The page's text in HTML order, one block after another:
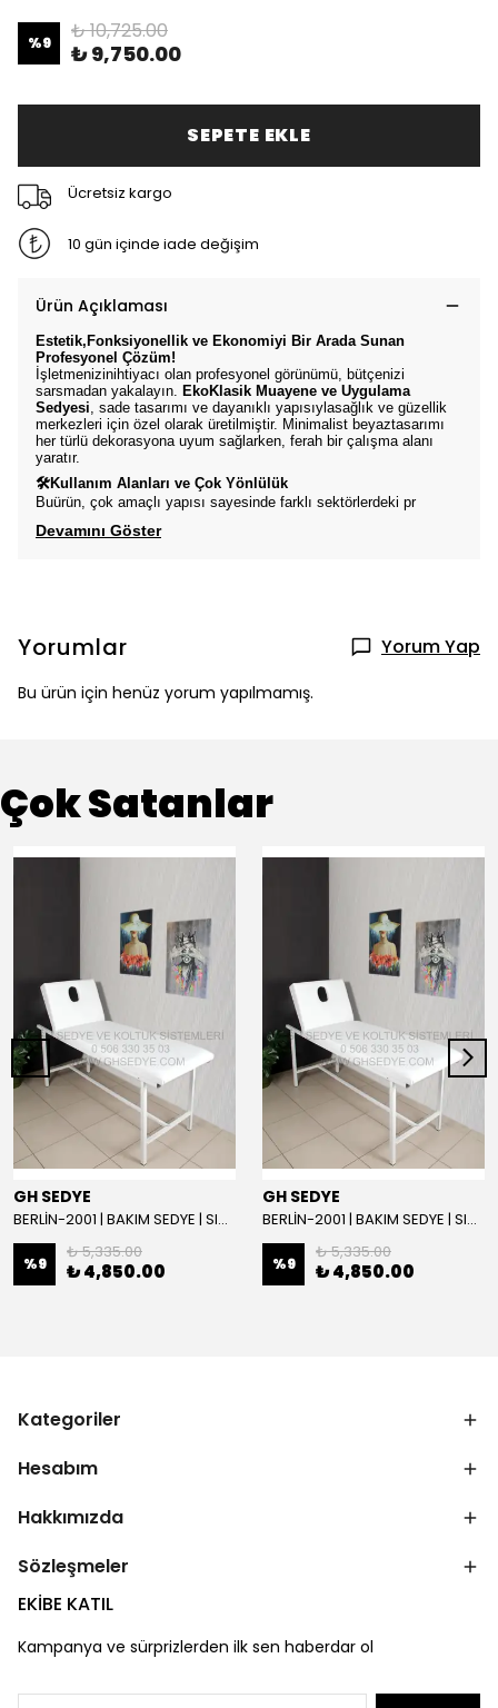
%9 ₺ 10,725.00
₺ 9,750.00
SEPETE EKLE
Ücretsiz kargo
10 gün içinde iade değişim
Ürün Açıklaması
Estetik,Fonksiyonellik ve Ekonomiyi Bir Arada Sunan
Profesyonel Çözüm!
İşletmenizinihtiyacı olan profesyonel görünümü, bütçenizi
sarsmadan yakalayın. EkoKlasik Muayene ve Uygulama
Sedyesi, sade tasarımı ve dayanıklı yapısıylasağlık ve güzellik
merkezleri için özel olarak üretilmiştir. Minimalist beyaztasarımı
her türlü dekorasyona uyum sağlarken, ferah bir çalışma alanı
yaratır.
🛠Kullanım Alanları ve Çok Yönlülük
Buürün, çok amaçlı yapısı sayesinde farklı sektörlerdeki pr
Devamını Göster
Yorumlar Yorum Yap
Bu ürün için henüz yorum yapılmamış.
Çok Satanlar
GH SEDYE
BERLİN-2001 | BAKIM SEDYE | SIRT AYARLI | BEYAZ
%9
₺ 5,335.00
₺ 4,850.00
GH SEDYE
BERLİN-2001 | BAKIM SEDYE | SIRT AYARLI
%9
₺ 5,335.00
₺ 4,850.00
Kategoriler
Hesabım
Hakkımızda
Sözleşmeler
EKİBE KATIL
Kampanya ve sürprizlerden ilk sen haberdar ol